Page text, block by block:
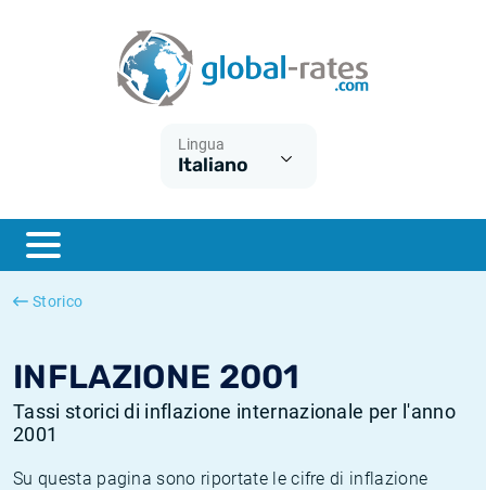
Lingua
Italiano
Storico
INFLAZIONE 2001
Tassi storici di inflazione internazionale per l'anno
2001
Su questa pagina sono riportate le cifre di inflazione
ESTER
SONIA
Cos'è l'inflazione CPI?
Cos'è l'inflazione HICP?
Inflazione Italia
Inflazione Stati Uniti
Tassi storici Euribor
Tassi storici di SONIA
Tassi storici di TONAR
Calcolatore dell’inflazione